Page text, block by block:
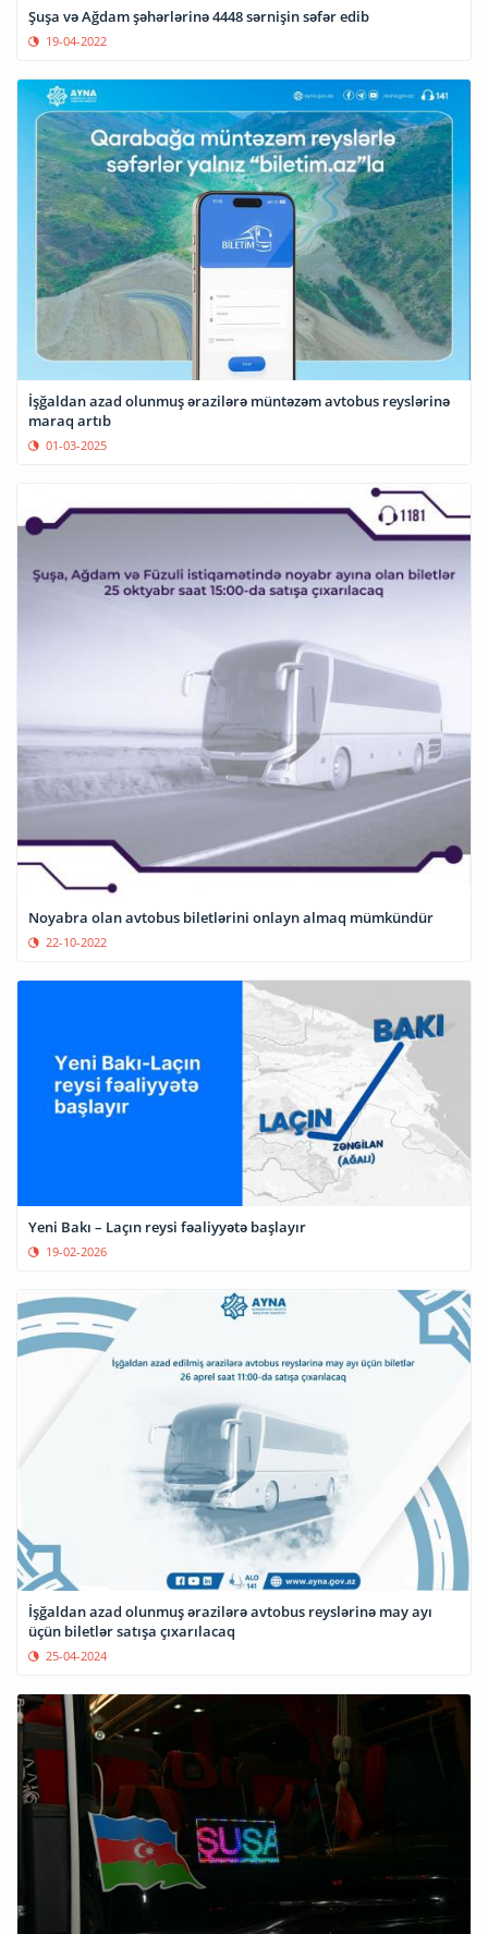
Şuşa və Ağdam şəhərlərinə 4448 sərnişin səfər edib
19-04-2022
İşğaldan azad olunmuş ərazilərə müntəzəm avtobus reyslərinə
maraq artıb
01-03-2025
Noyabra olan avtobus biletlərini onlayn almaq mümkündür
22-10-2022
Yeni Bakı – Laçın reysi fəaliyyətə başlayır
19-02-2026
İşğaldan azad olunmuş ərazilərə avtobus reyslərinə may ayı
üçün biletlər satışa çıxarılacaq
25-04-2024